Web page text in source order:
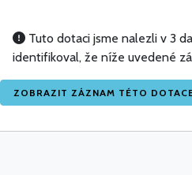
Tuto dotaci jsme nalezli v 3
identifikoval, že níže uvedené
ZOBRAZIT ZÁZNAM TÉTO